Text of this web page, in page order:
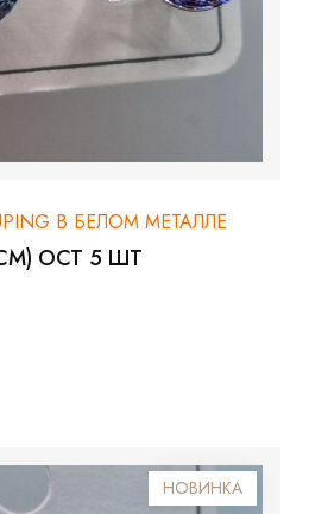
В БЕЛОМ МЕТАЛЛЕ
ОСТ 5 ШТ
НОВИНКА